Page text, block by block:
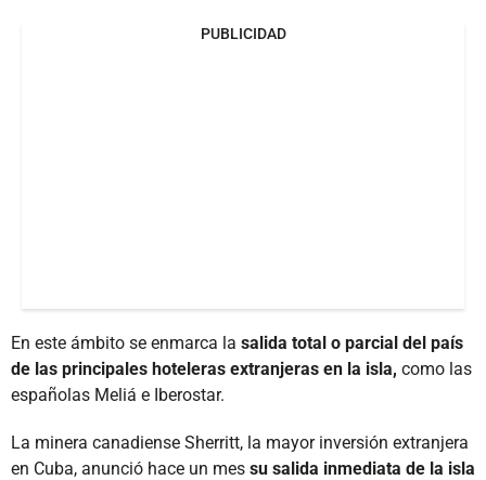
PUBLICIDAD
En este ámbito se enmarca la salida total o parcial del país
de las principales hoteleras extranjeras en la isla, como las
españolas Meliá e Iberostar.
La minera canadiense Sherritt, la mayor inversión extranjera
en Cuba, anunció hace un mes su salida inmediata de la isla